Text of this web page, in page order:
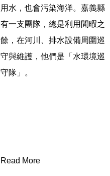
用水，也會污染海洋。嘉義縣
有一支團隊， 總是利用閒暇之
餘，在河川、排水設備周圍巡
守與維護，他們是「 水環境巡
守隊」。
Read More